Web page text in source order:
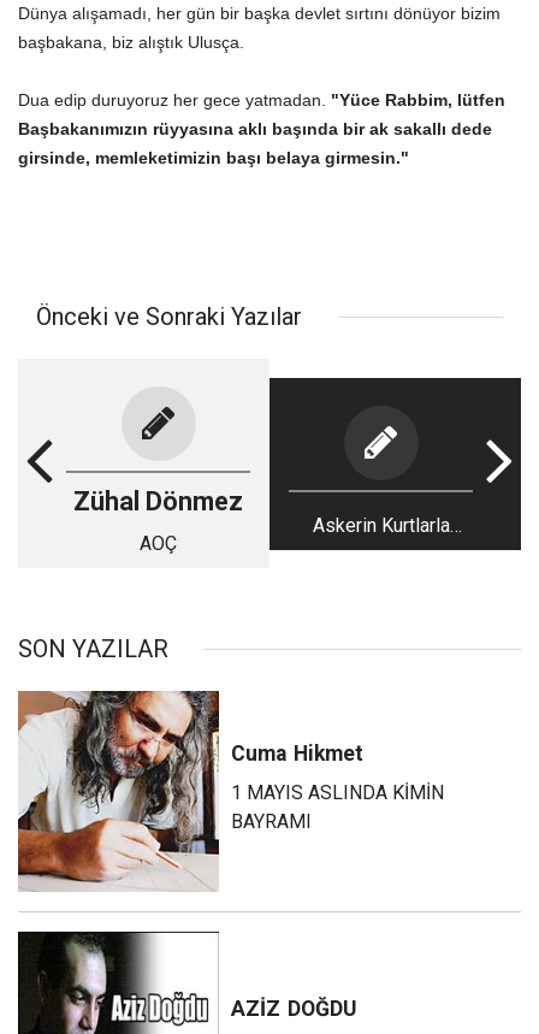
Dünya alışamadı, her gün bir başka devlet sırtını dönüyor bizim
başbakana, biz alıştık Ulusça.
Dua edip duruyoruz her gece yatmadan. "Yüce Rabbim, lütfen
Başbakanımızın rüyyasına aklı başında bir ak sakallı dede
girsinde, memleketimizin başı belaya girmesin."
Önceki ve Sonraki Yazılar
Zühal Dönmez
AOÇ
Askerin Kurtlarla
Dansı
SON YAZILAR
Cuma Hikmet
1 MAYIS ASLINDA KİMİN
BAYRAMI
AZİZ DOĞDU